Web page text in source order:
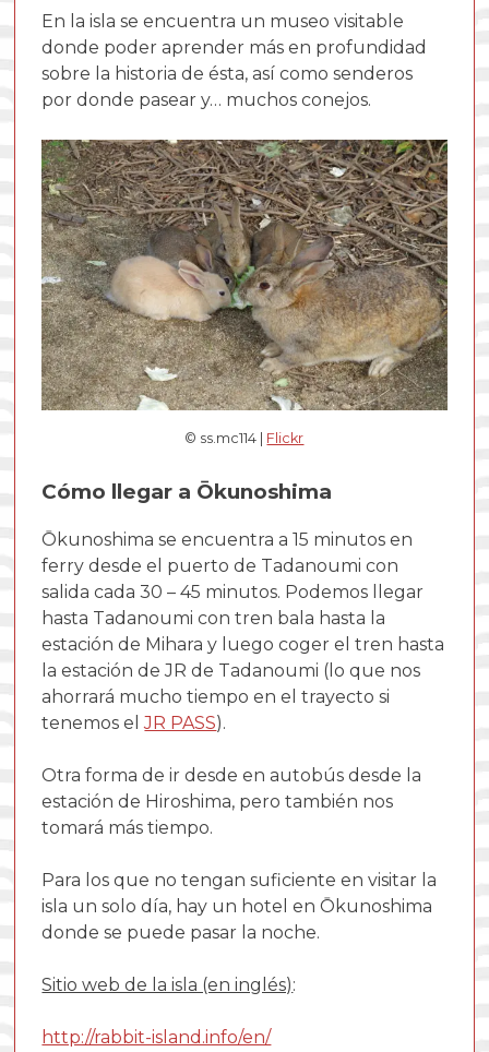
En la isla se encuentra un museo visitable
donde poder aprender más en profundidad
sobre la historia de ésta, así como senderos
por donde pasear y… muchos conejos.
© ss.mc114 | Flickr
Cómo llegar a Ōkunoshima
Ōkunoshima se encuentra a 15 minutos en
ferry desde el puerto de Tadanoumi con
salida cada 30 – 45 minutos. Podemos llegar
hasta Tadanoumi con tren bala hasta la
estación de Mihara y luego coger el tren hasta
la estación de JR de Tadanoumi (lo que nos
ahorrará mucho tiempo en el trayecto si
tenemos elJR PASS).
Otra forma de ir desde en autobús desde la
estación de Hiroshima, pero también nos
tomará más tiempo.
Para los que no tengan suficiente en visitar la
isla un solo día, hay un hotel en Ōkunoshima
donde se puede pasar la noche.
Sitio web de la isla (en inglés):
http://rabbit-island.info/en/